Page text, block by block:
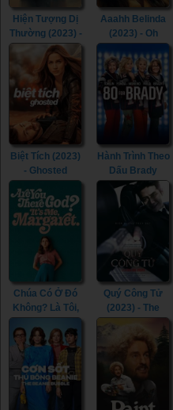
Hiện Tượng Dị
Thường (2023) -
Phenomena
(2023)
Aaahh Belinda
(2023) - Oh
Biệt Tích (2023)
- Ghosted
Hành Trình Theo
Dấu Brady
(2023) - 80 for
Brady (2023)
Chúa Có Ở Đó
Không? Là Tôi,
Margaret (2023)
- Are You There
God? It’s Me,
Margaret.
(2023)
Quý Công Tử
(2023) - The